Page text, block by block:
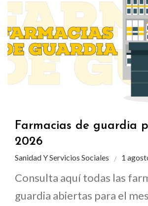
Farmacias de guardia
2026
Sanidad Y Servicios Sociales 1
Consulta aquí todas las
guardia abiertas para el